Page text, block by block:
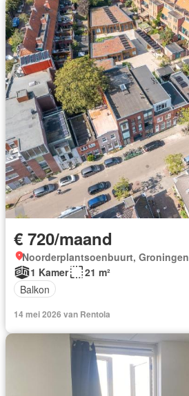
€ 720/maand
Noorderplantsoenbuurt, Groningen
1 Kamer
21 m²
Balkon
14 mei 2026 van Rentola